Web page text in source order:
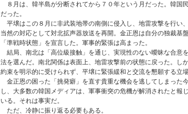
８月は、韓半島が分断されてから７０年という月だった。韓国
だった。
平壌はこの８月に非武装地帯の南側に侵入し、地雷攻撃を行い
当然の対応として対北拡声器放送を再開。金正恩は自分の独裁基
「準戦時状態」を宣言した。軍事的緊張は高まった。
結局、南北は「高位級接触」を通じ、実現性のない曖昧な合意
法を選んだ。南北関係は表面上、地雷攻撃前の状態に戻った。し
約束を明示的に受けられず、平壌に緊張緩和と交流を懇願する立場
金正恩の困った「挑発癖」を直す貴重な機会を逃してしまった
し、大多数の韓国メディアは、軍事衝突の危機が解消されたと報
いる。それは事実だ。
ただ、冷静に振り返る必要もある。